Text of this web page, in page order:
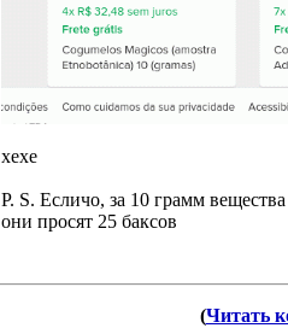
хехе
P. S. Есличо, за 10 грамм
они просят 25 баксов
(Читать